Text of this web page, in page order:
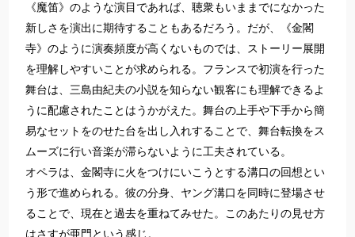
《魔笛》のような演目であれば、聴衆もいままでになかった
新しさを演出に期待することもあるだろう。だが、《金閣
寺》のように演奏頻度が高くないものでは、ストーリー展開
を理解しやすいことが求められる。フランスで初演を行った
舞台は、三島由紀夫の小説を知らない観客にも理解できるよ
うに配慮されたことはうかがえた。舞台の上手や下手から簡
易なセットをのせた台を出し入れすることで、舞台転換をス
ムーズに行い音楽が滞らないように工夫されている。
オペラは、金閣寺に火をつけにいこうとする溝口の回想とい
う形で進められる。彼の分身、ヤング溝口を同時に登場させ
ることで、現在と過去を重ねてみせた。このあたりの見せ方
はさすが亜門という感じ。